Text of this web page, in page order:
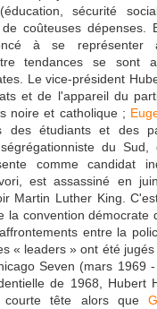
sécurité
coûteuses dépenses.
à se
tendances se sont
Le vice-président
et de l'appareil du
noire et catholique ;
des étudiants et des
du Sud,
comme candidat
est assassiné en
Martin Luther King.
la convention démocrate
entre la
« leaders » ont été
Seven (mars 1969
de 1968, Hubert
courte tête alors que